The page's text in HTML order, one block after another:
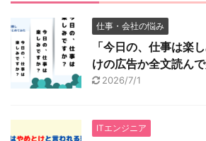
仕事・会社の悩み
「今日の、仕事は楽
けの広告か全文読んで
2026/7/1
ITエンジニア